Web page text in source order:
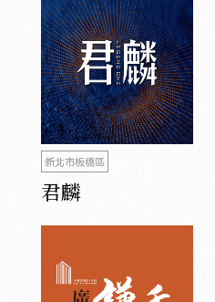
新北市板橋區
君麟